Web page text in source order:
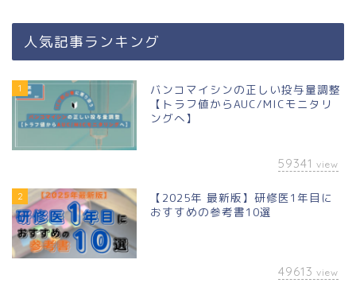
人気記事ランキング
1
バンコマイシンの正しい投与量調整
【トラフ値からAUC/MICモニタリ
ングへ】
59341 view
2
【2025年 最新版】研修医1年目に
おすすめの参考書10選
49613 view